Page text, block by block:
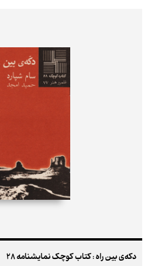
دکه‌ی بین راه : کتاب کوچک نمایشنامه 28